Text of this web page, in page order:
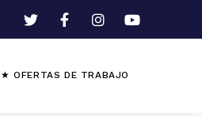
★ OFERTAS DE TRABAJO